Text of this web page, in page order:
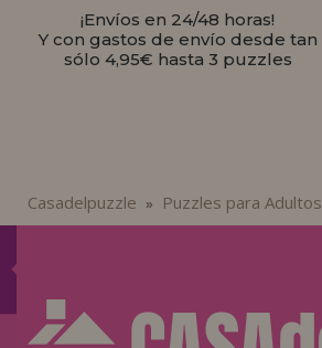
¡Envíos en 24/48 horas!
Y con gastos de envío desde tan
sólo 4,95€ hasta 3 puzzles
Casadelpuzzle » Puzzles para Adultos